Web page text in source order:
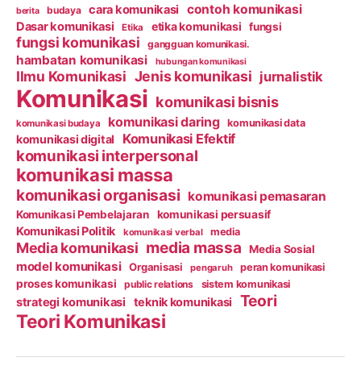
berita budaya cara komunikasi contoh komunikasi
Dasar komunikasi Etika etika komunikasi fungsi
fungsi komunikasi gangguan komunikasi.
hambatan komunikasi hubungan komunikasi
Ilmu Komunikasi Jenis komunikasi jurnalistik
Komunikasi komunikasi bisnis
komunikasi budaya komunikasi daring komunikasi data
komunikasi digital Komunikasi Efektif
komunikasi interpersonal
komunikasi massa
komunikasi organisasi komunikasi pemasaran
Komunikasi Pembelajaran komunikasi persuasif
Komunikasi Politik komunikasi verbal media
Media komunikasi media massa Media Sosial
model komunikasi Organisasi pengaruh peran komunikasi
proses komunikasi public relations sistem komunikasi
strategi komunikasi teknik komunikasi Teori
Teori Komunikasi